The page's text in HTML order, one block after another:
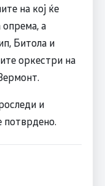
на кој ќе
а
Битола и
оркестри на
и
потврдено.